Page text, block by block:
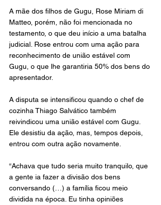
A mãe dos filhos de Gugu, Rose Miriam di
Matteo, porém, não foi mencionada no
testamento, o que deu início a uma batalha
judicial. Rose entrou com uma ação para
reconhecimento de união estável com
Gugu, o que lhe garantiria 50% dos bens do
apresentador.
A disputa se intensificou quando o chef de
cozinha Thiago Salvático também
reivindicou uma união estável com Gugu.
Ele desistiu da ação, mas, tempos depois,
entrou com outra ação novamente.
“Achava que tudo seria muito tranquilo, que
a gente ia fazer a divisão dos bens
conversando (…) a família ficou meio
dividida na época. Eu tinha opiniões